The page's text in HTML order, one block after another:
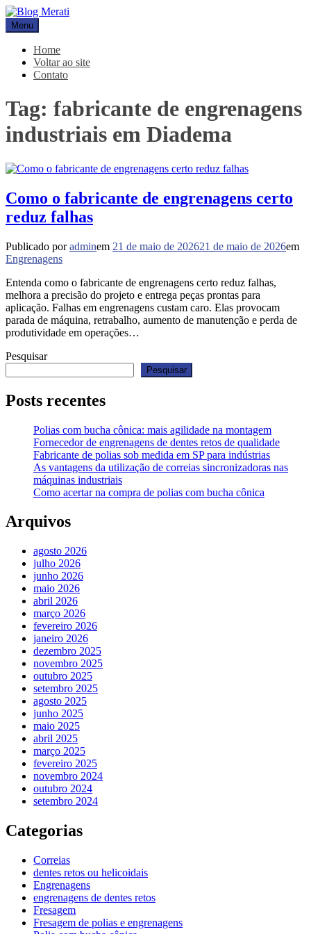
Pular
para
o
conteúdo
Blog Merati
Líder na fabricação de peças para Indústrias
Menu
Home
Voltar ao site
Contato
Tag: fabricante de engrenagens
industriais em Diadema
Como o fabricante de engrenagens certo
reduz falhas
Publicado poradminem 21 de maio de 202621 de maio de 2026em
Engrenagens
Entenda como o fabricante de engrenagens certo reduz falhas,
melhora a precisão do projeto e entrega peças prontas para
aplicação. Falhas em engrenagens custam caro. Elas provocam
parada de máquina, retrabalho, aumento de manutenção e perda de
produtividade em operações…
Pesquisar
Pesquisar
Posts recentes
Polias com bucha cônica: mais agilidade na montagem
Fornecedor de engrenagens de dentes retos de qualidade
Fabricante de polias sob medida em SP para indústrias
As vantagens da utilização de correias sincronizadoras nas
máquinas industriais
Como acertar na compra de polias com bucha cônica
Arquivos
agosto 2026
julho 2026
junho 2026
maio 2026
abril 2026
março 2026
fevereiro 2026
janeiro 2026
dezembro 2025
novembro 2025
outubro 2025
setembro 2025
agosto 2025
junho 2025
maio 2025
abril 2025
março 2025
fevereiro 2025
novembro 2024
outubro 2024
setembro 2024
Categorias
Correias
dentes retos ou helicoidais
Engrenagens
engrenagens de dentes retos
Fresagem
Fresagem de polias e engrenagens